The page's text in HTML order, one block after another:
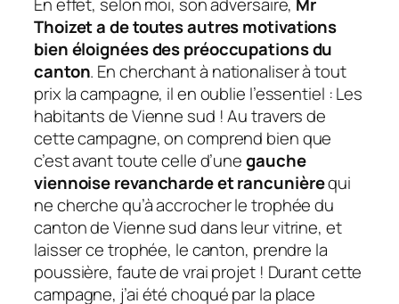
En effet, selon moi, son adversaire, Mr
Thoizet a de toutes autres motivations
bien éloignées des préoccupations du
canton. En cherchant à nationaliser à tout
prix la campagne, il en oublie l’essentiel : Les
habitants de Vienne sud ! Au travers de
cette campagne, on comprend bien que
c’est avant toute celle d’unegauche
viennoise revancharde et rancunièrequi
ne cherche qu’à accrocher le trophée du
canton de Vienne sud dans leur vitrine, et
laisser ce trophée, le canton, prendre la
poussière, faute de vrai projet ! Durant cette
campagne, j’ai été choqué par la place